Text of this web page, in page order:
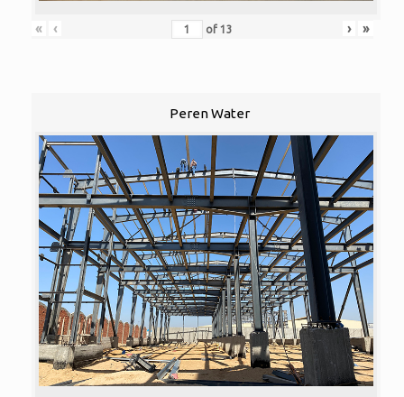
« ‹ of 13 › »
Peren Water